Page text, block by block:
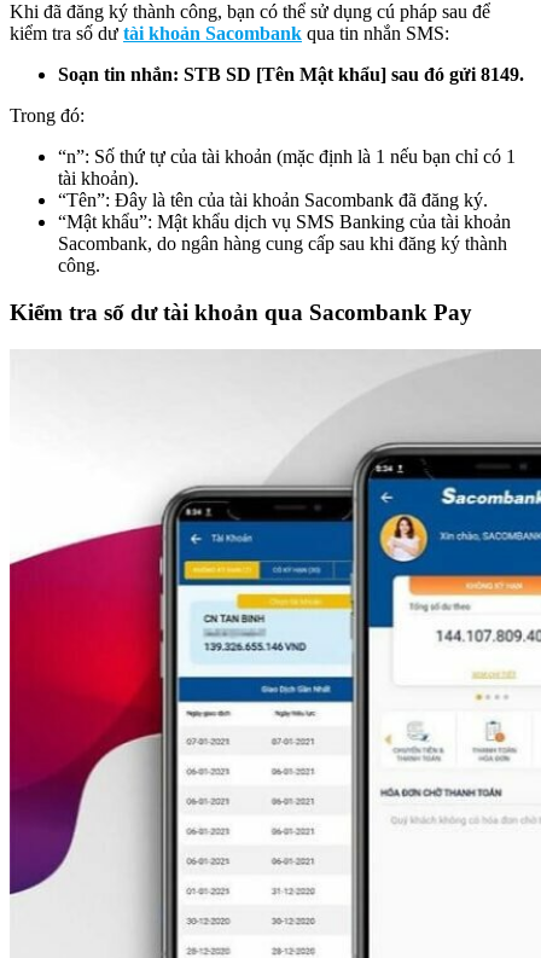
Khi đã đăng ký thành công, bạn có thể sử dụng cú pháp sau để
kiểm tra số dư tài khoản Sacombank qua tin nhắn SMS:
Soạn tin nhắn: STB SD [Tên Mật khẩu] sau đó gửi 8149.
Trong đó:
“n”: Số thứ tự của tài khoản (mặc định là 1 nếu bạn chỉ có 1
tài khoản).
“Tên”: Đây là tên của tài khoản Sacombank đã đăng ký.
“Mật khẩu”: Mật khẩu dịch vụ SMS Banking của tài khoản
Sacombank, do ngân hàng cung cấp sau khi đăng ký thành
công.
Kiểm tra số dư tài khoản qua Sacombank Pay